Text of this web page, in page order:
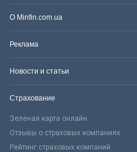
О Minfin.com.ua
Реклама
Новости и статьи
Страхование
Зеленая карта онлайн
Отзывы о страховых компаниях
Рейтинг страховых компаний